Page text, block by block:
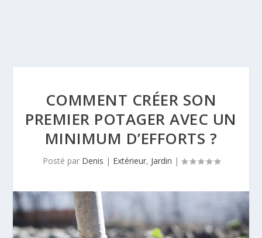
COMMENT CRÉER SON
PREMIER POTAGER AVEC UN
MINIMUM D’EFFORTS ?
Posté par Denis | Extérieur, Jardin |